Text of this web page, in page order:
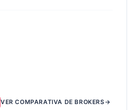
VER COMPARATIVA DE BROKERS